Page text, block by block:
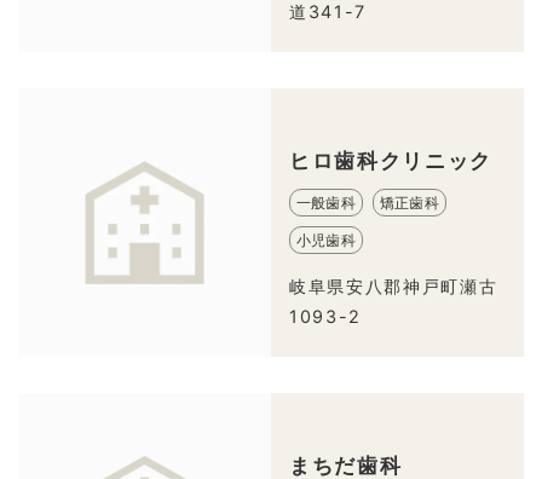
道341-7
ヒロ歯科クリニック
一般歯科 矯正歯科
小児歯科
岐阜県安八郡神戸町瀬古
1093-2
まちだ歯科